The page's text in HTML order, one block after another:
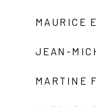
MAURICE
JEAN-
MARTINE